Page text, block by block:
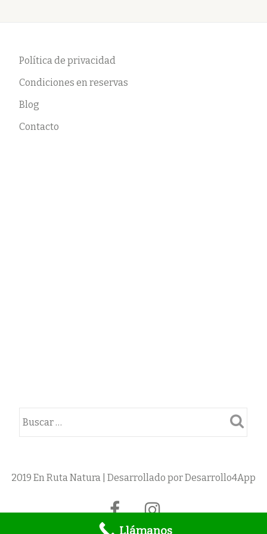
Política de privacidad
Condiciones en reservas
Blog
Contacto
2019 En Ruta Natura | Desarrollado por Desarrollo4App
secundario
fa-
facebook
fa-
Llámanos